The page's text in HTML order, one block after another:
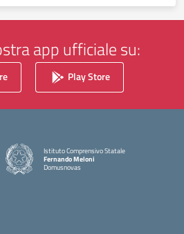
app ufficiale su:
Play Store
Istituto Comprensivo Statale
Fernando Meloni
Domusnovas